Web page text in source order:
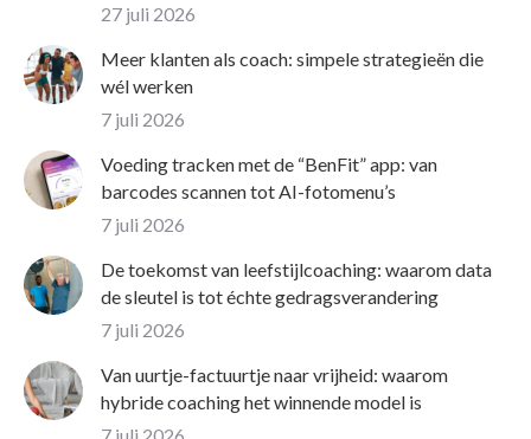
27 juli 2026
Meer klanten als coach: simpele strategieën die
wél werken
7 juli 2026
Voeding tracken met de “BenFit” app: van
barcodes scannen tot AI-fotomenu’s
7 juli 2026
De toekomst van leefstijlcoaching: waarom data
de sleutel is tot échte gedragsverandering
7 juli 2026
Van uurtje-factuurtje naar vrijheid: waarom
hybride coaching het winnende model is
7 juli 2026